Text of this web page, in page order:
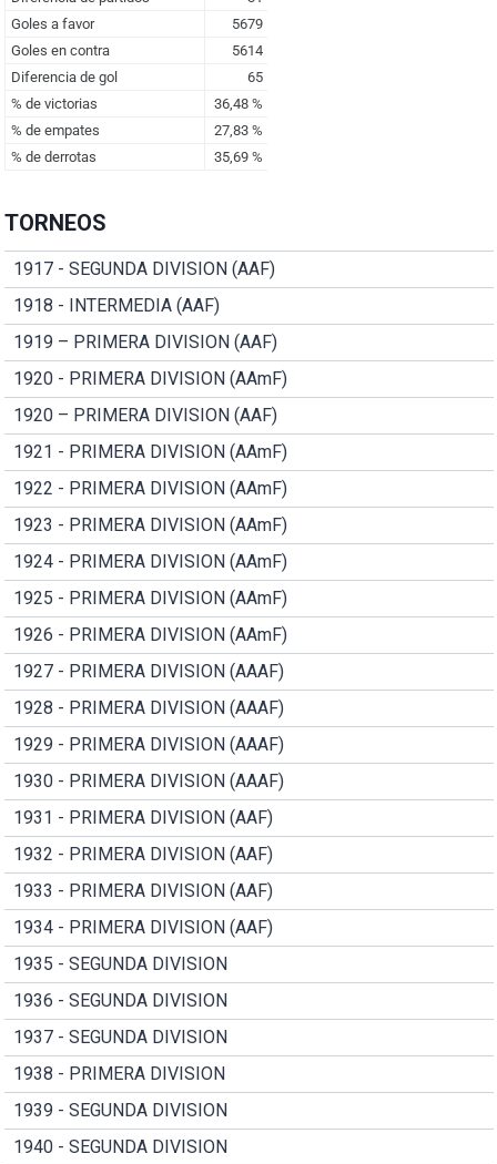
TORNEOS
1917 - SEGUNDA DIVISION (AAF)
1918 - INTERMEDIA (AAF)
1919 – PRIMERA DIVISION (AAF)
1920 - PRIMERA DIVISION (AAmF)
1920 – PRIMERA DIVISION (AAF)
1921 - PRIMERA DIVISION (AAmF)
1922 - PRIMERA DIVISION (AAmF)
1923 - PRIMERA DIVISION (AAmF)
1924 - PRIMERA DIVISION (AAmF)
1925 - PRIMERA DIVISION (AAmF)
1926 - PRIMERA DIVISION (AAmF)
1927 - PRIMERA DIVISION (AAAF)
1928 - PRIMERA DIVISION (AAAF)
1929 - PRIMERA DIVISION (AAAF)
1930 - PRIMERA DIVISION (AAAF)
1931 - PRIMERA DIVISION (AAF)
1932 - PRIMERA DIVISION (AAF)
1933 - PRIMERA DIVISION (AAF)
1934 - PRIMERA DIVISION (AAF)
1935 - SEGUNDA DIVISION
1936 - SEGUNDA DIVISION
1937 - SEGUNDA DIVISION
1938 - PRIMERA DIVISION
1939 - SEGUNDA DIVISION
1940 - SEGUNDA DIVISION